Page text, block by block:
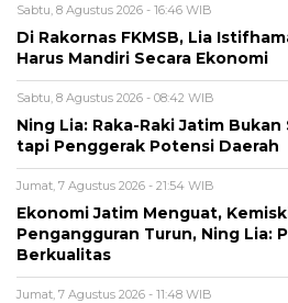
Sabtu, 8 Agustus 2026 - 16:46 WIB
Di Rakornas FKMSB, Lia
Harus Mandiri Secara Ekonomi
Sabtu, 8 Agustus 2026 - 08:42 WIB
Ning Lia: Raka-Raki Jatim
tapi Penggerak Potensi Daerah
Jumat, 7 Agustus 2026 - 21:54 WIB
Ekonomi Jatim Menguat,
Pengangguran Turun, Ning Lia:
Berkualitas
Jumat, 7 Agustus 2026 - 11:48 WIB